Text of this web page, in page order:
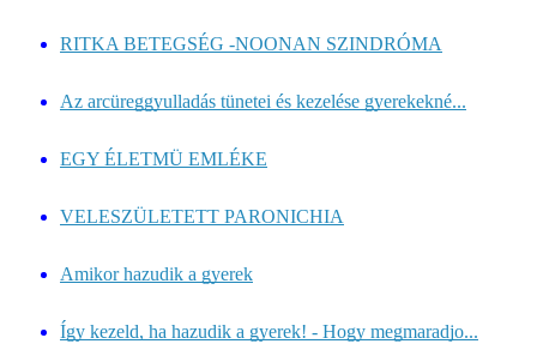
RITKA BETEGSÉG -NOONAN SZINDRÓMA
Az arcüreggyulladás tünetei és kezelése gyerekekné...
EGY ÉLETMÜ EMLÉKE
VELESZÜLETETT PARONICHIA
Amikor hazudik a gyerek
Így kezeld, ha hazudik a gyerek! - Hogy megmaradjo...